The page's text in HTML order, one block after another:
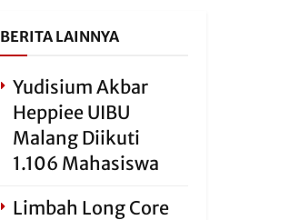
BERITA LAINNYA
Yudisium Akbar
Heppiee UIBU
Malang Diikuti
1.106 Mahasiswa
Limbah Long Core